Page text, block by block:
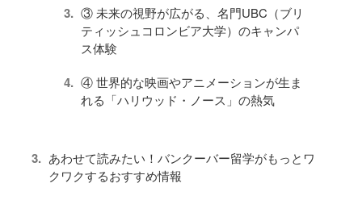
③ 未来の視野が広がる、名門UBC（ブリ
ティッシュコロンビア大学）のキャンパ
ス体験
④ 世界的な映画やアニメーションが生ま
れる「ハリウッド・ノース」の熱気
あわせて読みたい！バンクーバー留学がもっとワ
クワクするおすすめ情報